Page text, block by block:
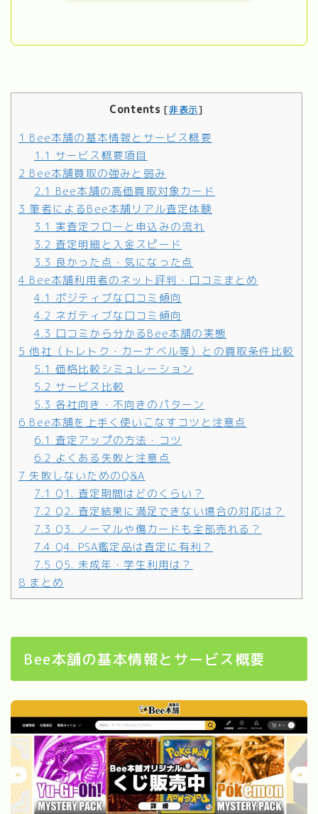
Contents [非表示]
1 Bee本舗の基本情報とサービス概要
1.1 サービス概要項目
2 Bee本舗買取の強みと弱み
2.1 Bee本舗の高価買取対象カード
3 筆者によるBee本舗リアル査定体験
3.1 実査定フローと申込みの流れ
3.2 査定明細と入金スピード
3.3 良かった点・気になった点
4 Bee本舗利用者のネット評判・口コミまとめ
4.1 ポジティブな口コミ傾向
4.2 ネガティブな口コミ傾向
4.3 口コミから分かるBee本舗の実態
5 他社（トレトク・カーナベル等）との買取条件比較
5.1 価格比較シミュレーション
5.2 サービス比較
5.3 各社向き・不向きのパターン
6 Bee本舗を上手く使いこなすコツと注意点
6.1 査定アップの方法・コツ
6.2 よくある失敗と注意点
7 失敗しないためのQ&A
7.1 Q1. 査定期間はどのくらい？
7.2 Q2. 査定結果に満足できない場合の対応は？
7.3 Q3. ノーマルや傷カードも全部売れる？
7.4 Q4. PSA鑑定品は査定に有利？
7.5 Q5. 未成年・学生利用は？
8 まとめ
Bee本舗の基本情報とサービス概要